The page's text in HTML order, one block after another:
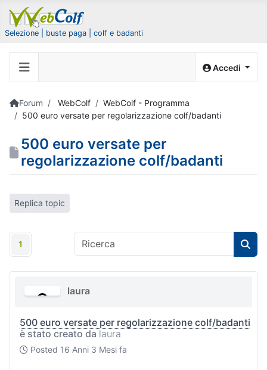
Selezione | buste paga | colf e badanti
Accedi
Forum WebColf
WebColf - Programma
500 euro versate per regolarizzazione colf/badanti
500 euro versate per
regolarizzazione colf/badanti
Replica topic
1
laura
500 euro versate per regolarizzazione colf/badanti
è stato creato da laura
Posted 16 Anni 3 Mesi fa